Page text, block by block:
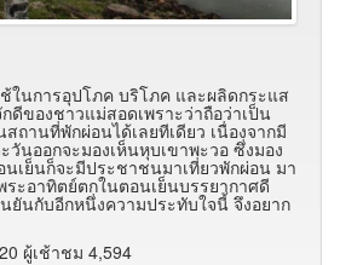
ช้ในการอุปโภค บริโภค และผลิดกระแส
ดีของชาวแม่สอดเพราะว่าถือว่าเป็น
ถานที่พักผ่อนได้เลยทีเดียว เนื่องจากมี
นออกจะมองเห็นหุบเขาพะวอ ซึ่งมอง
นเย็นก็จะมีประชาชนมาเที่ยวพักผ่อน มา
ะอาทิตย์ตกในตอนเย็นบรรยากาศดี
ยันกับอีกหนึ่งความประทับใจนี้ จึงอยาก
ผู้เช้าชม 4,594